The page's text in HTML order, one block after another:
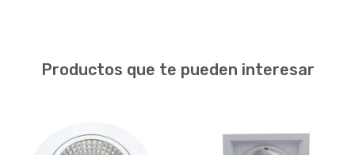
Productos que te pueden interesar